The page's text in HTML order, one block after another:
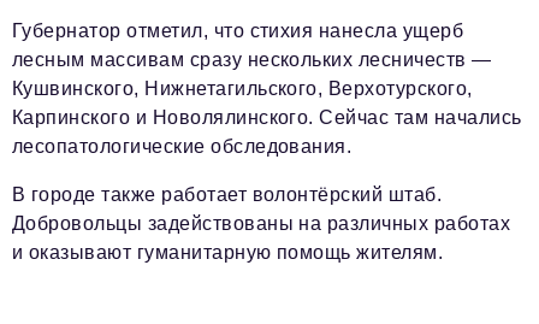
Губернатор отметил, что стихия нанесла ущерб
лесным массивам сразу нескольких лесничеств —
Кушвинского, Нижнетагильского, Верхотурского,
Карпинского и Новолялинского. Сейчас там начались
лесопатологические обследования.
В городе также работает волонтёрский штаб.
Добровольцы задействованы на различных работах
и оказывают гуманитарную помощь жителям.